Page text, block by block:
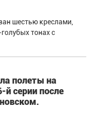
шестью креслами,
тонах с
полеты на
й серии после